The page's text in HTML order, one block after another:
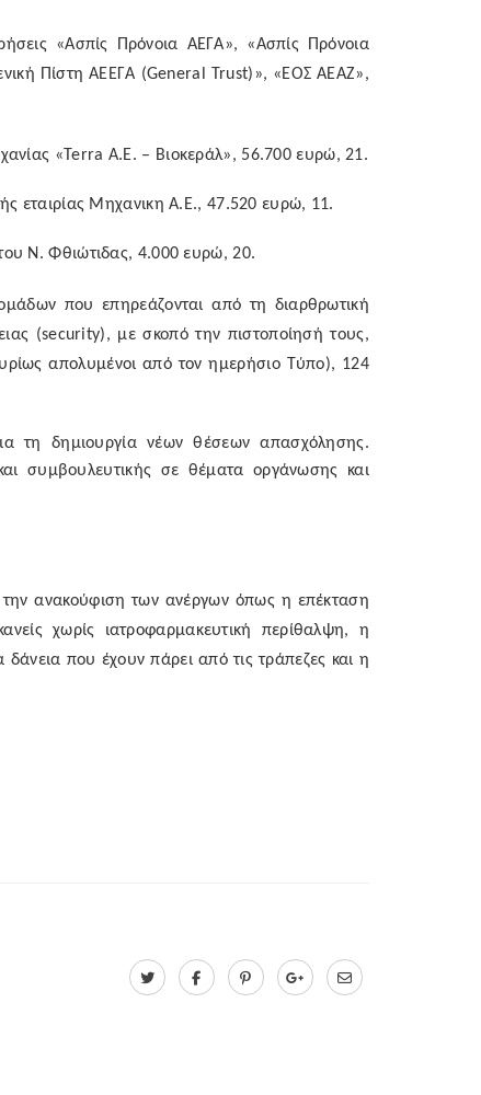
«Ασπίς Πρόνοια ΑΕΓΑ», «Ασπίς Πρόνοια
Πίστη ΑΕΕΓΑ (General Trust)», «ΕΟΣ ΑΕΑΖ»,
« Terra A.E. – Βιοκεράλ», 56.700 ευρώ, 21.
εταιρίας Μηχανικη Α.Ε., 47.520 ευρώ, 11.
Ν. Φθιώτιδας, 4.000 ευρώ, 20.
που επηρεάζονται από τη διαρθρωτική
(security), με σκοπό την πιστοποίησή τους,
απολυμένοι από τον ημερήσιο
ύπο), 124
τη δημιουργία νέων θέσεων απασχόλησης.
συμβουλευτικής σε θέματα οργάνωσης και
ανακούφιση των ανέργων όπως η επέκταση
χωρίς ιατροφαρμακευτική περίθαλψη, η
που έχουν πάρει από τις τράπεζες και η